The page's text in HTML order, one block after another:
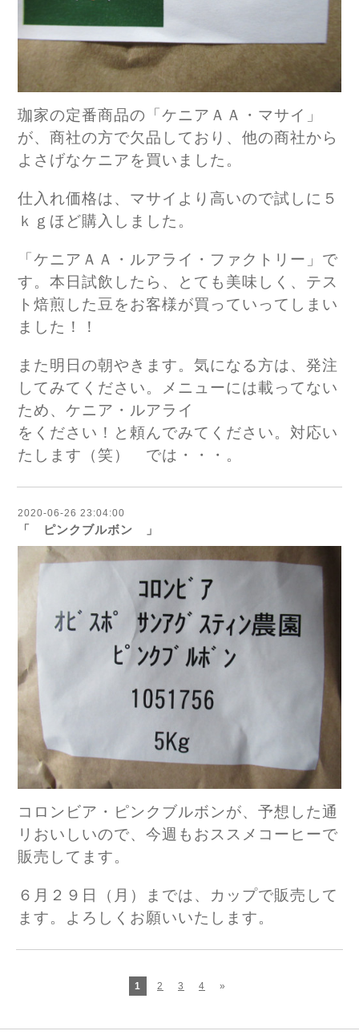
珈家の定番商品の「ケニアＡＡ・マサイ」
が、商社の方で欠品しており、他の商社から
よさげなケニアを買いました。
仕入れ価格は、マサイより高いので試しに５
ｋｇほど購入しました。
「ケニアＡＡ・ルアライ・ファクトリー」で
す。本日試飲したら、とても美味しく、テス
ト焙煎した豆をお客様が買っていってしまい
ました！！
また明日の朝やきます。気になる方は、発注
してみてください。メニューには載ってない
ため、ケニア・ルアライ
をください！と頼んでみてください。対応い
たします（笑） では・・・。
2020-06-26 23:04:00
「 ピンクブルボン 」
コロンビア・ピンクブルボンが、予想した通
リおいしいので、今週もおススメコーヒーで
販売してます。
６月２９日（月）までは、カップで販売して
ます。よろしくお願いいたします。
1 2 3 4 »